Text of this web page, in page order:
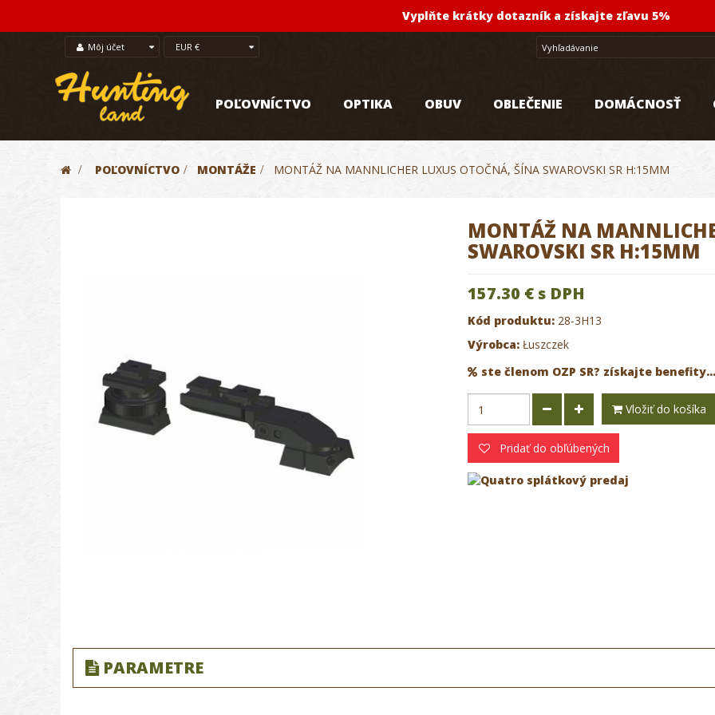
Vyplňte krátky dotazník a získajte zľavu 5%
Môj účet EUR €
POĽOVNÍCTVO OPTIKA OBUV OBLEČENIE DOMÁCNOSŤ
> POĽOVNÍCTVO > MONTÁŽE > MONTÁŽ NA MANNLICHER LUXUS OTOČNÁ, ŠÍNA SWAROVSKI SR H:15MM
MONTÁŽ NA
SWAROVSKI SR H:15MM
157.30 €s DPH
Kód produktu: 28-3H13
Výrobca: Łuszczek
ste členom OZP SR? získajte benefity...
Vložiť do košíka
Pridať do obľúbených
PARAMETRE